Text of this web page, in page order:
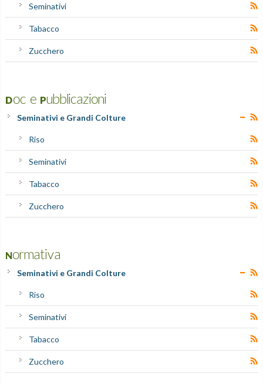
Seminativi
Tabacco
Zucchero
Doc e Pubblicazioni
Seminativi e Grandi Colture
Riso
Seminativi
Tabacco
Zucchero
Normativa
Seminativi e Grandi Colture
Riso
Seminativi
Tabacco
Zucchero